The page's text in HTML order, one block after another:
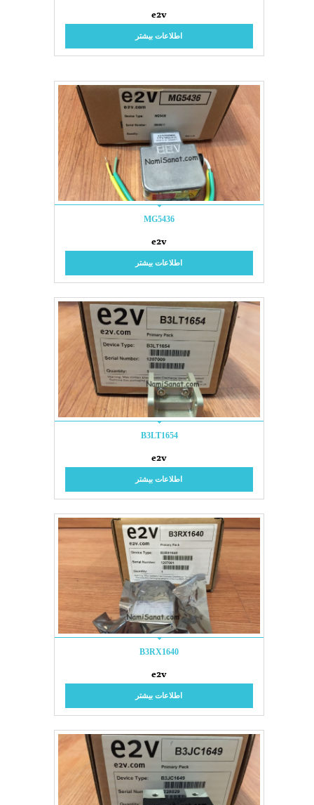
e2v
اطلاعات بیشتر
MG5436
e2v
اطلاعات بیشتر
B3LT1654
e2v
اطلاعات بیشتر
B3RX1640
e2v
اطلاعات بیشتر